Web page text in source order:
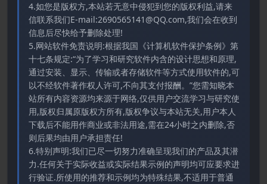
4.如您是版权方,本站若无意中侵犯到您的版权利益,请来
信联系我们E-mail:2690565141@QQ.com,我们会在收到
信息后尽快给予删除处理!
5.网站软件免责说明:根据我国《计算机软件保护条例》第
十七条规定:“为了学习和研究软件内含的设计思想和原理,
通过安装、显示、传输或者存储软件等方式使用软件的,可
以不经软件著作权人许可,不向其支付报酬。”您需知晓本
站所有内容资源均来源于网络,仅供用户交流学习与研究使
用,版权归属原版权方所有,版权争议与本站无关,用户本人
下载后不能用作商业或非法用途,需在24小时之内删除,否
则后果均由用户承担责任!
6.特别声明:我们已尽一切努力准确呈现我们的产品及其潜
力.任何关于实际收益或实际结果示例的声明均可应要求进
行验证.所使用的推荐和示例均为特殊结果,不适用于普通